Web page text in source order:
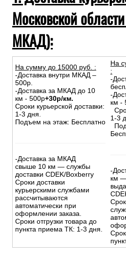
Московской
МКАД):
На сумму до 15000 руб. :
-Доставка внутри МКАД –
500р.
-Доставка за МКАД до 10
км - 500р+30р/км.
Сроки курьерской доставки:
1-3 дня.
Подъем на этаж: Бесплатно
-Доставка за МКАД
свыше 10 км — службы
доставки CDEK/Boxberry
Сроки доставки
курьерскими службами
рассчитываются
автоматически при
оформлении заказа.
Сроки отгрузки товара до
пункта приема ТК: 1-3 дня.
На
:
-
-
км -
1-3
-
км —